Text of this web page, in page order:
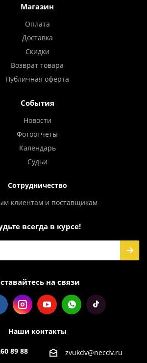
Магазин
Оплата
Доставка
Скидки
Возврат товара
Публичная оферта
События
Новости
Фотоотчеты
Календарь
Судьи
Сотрудничество
клиентам и поставщикам
всегда в курсе!
на связи
Наши контакты
89 88 zvukdv@necdv.ru